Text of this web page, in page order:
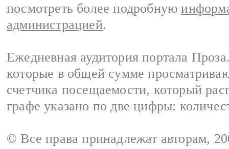
посмотреть более подробную
администрацией.
Ежедневная аудитория портала
которые в общей сумме
счетчика посещаемости, который
графе указано по две цифры:
© Все права принадлежат авторам,